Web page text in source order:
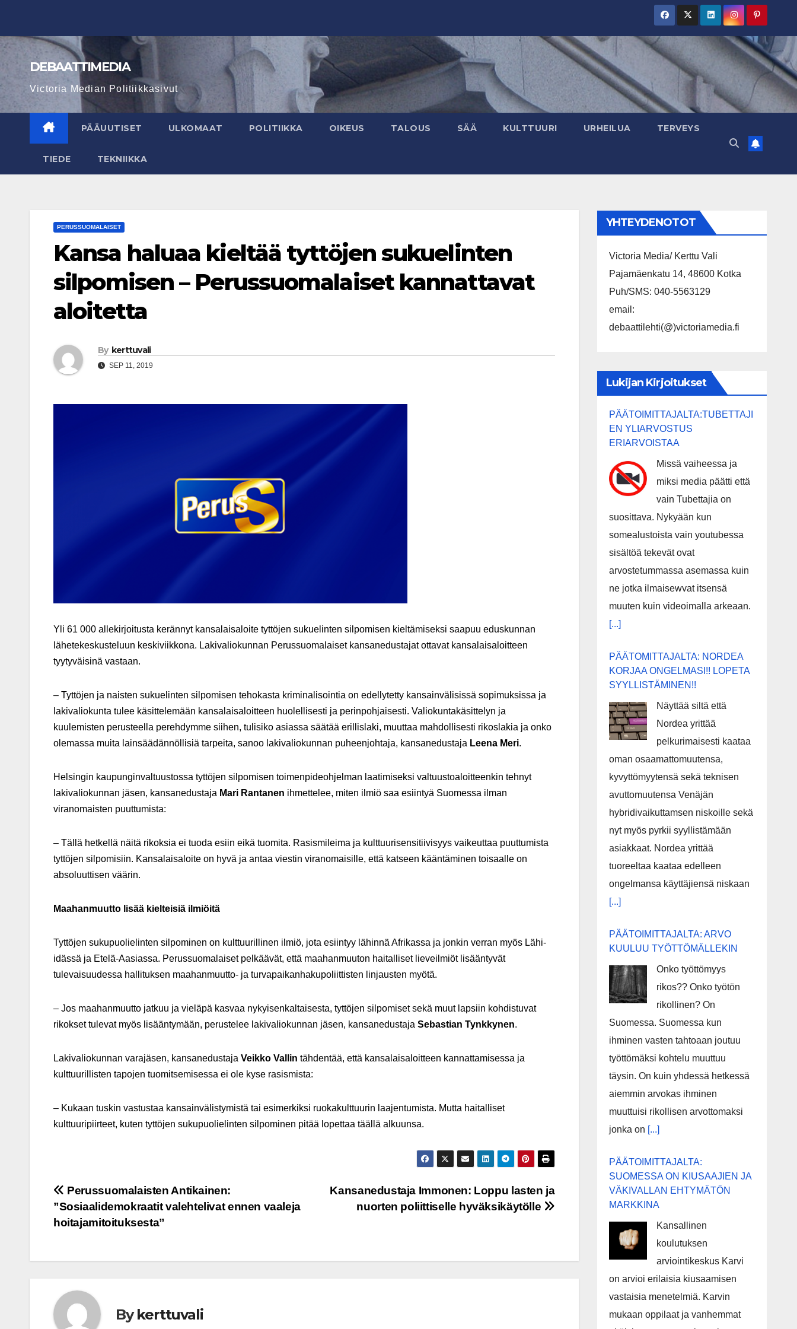
content
DEBAATTIMEDIA
Victoria Median Politiikkasivut
PÄÄUUTISET ULKOMAAT POLITIIKKA OIKEUS TALOUS SÄÄ KULTTUURI URHEILUA TERVEYS
TIEDE TEKNIIKKA
PERUSSUOMALAISET
Kansa haluaa kieltää tyttöjen sukuelinten
silpomisen – Perussuomalaiset kannattavat
aloitetta
By kerttuvali
SEP 11, 2019
Yli 61 000 allekirjoitusta kerännyt kansalaisaloite tyttöjen sukuelinten silpomisen kieltämiseksi saapuu eduskunnan
lähetekeskusteluun keskiviikkona. Lakivaliokunnan Perussuomalaiset kansanedustajat ottavat kansalaisaloitteen
tyytyväisinä vastaan.
– Tyttöjen ja naisten sukuelinten silpomisen tehokasta kriminalisointia on edellytetty kansainvälisissä sopimuksissa ja
lakivaliokunta tulee käsittelemään kansalaisaloitteen huolellisesti ja perinpohjaisesti. Valiokuntakäsittelyn ja
kuulemisten perusteella perehdymme siihen, tulisiko asiassa säätää erillislaki, muuttaa mahdollisesti rikoslakia ja onko
olemassa muita lainsäädännöllisiä tarpeita, sanoo lakivaliokunnan puheenjohtaja, kansanedustaja Leena Meri.
Helsingin kaupunginvaltuustossa tyttöjen silpomisen toimenpideohjelman laatimiseksi valtuustoaloitteenkin tehnyt
lakivaliokunnan jäsen, kansanedustaja Mari Rantanen ihmettelee, miten ilmiö saa esiintyä Suomessa ilman
viranomaisten puuttumista:
– Tällä hetkellä näitä rikoksia ei tuoda esiin eikä tuomita. Rasismileima ja kulttuurisensitiivisyys vaikeuttaa puuttumista
tyttöjen silpomisiin. Kansalaisaloite on hyvä ja antaa viestin viranomaisille, että katseen kääntäminen toisaalle on
absoluuttisen väärin.
Maahanmuutto lisää kielteisiä ilmiöitä
Tyttöjen sukupuolielinten silpominen on kulttuurillinen ilmiö, jota esiintyy lähinnä Afrikassa ja jonkin verran myös Lähi-
idässä ja Etelä-Aasiassa. Perussuomalaiset pelkäävät, että maahanmuuton haitalliset lieveilmiöt lisääntyvät
tulevaisuudessa hallituksen maahanmuutto- ja turvapaikanhakupoliittisten linjausten myötä.
– Jos maahanmuutto jatkuu ja vieläpä kasvaa nykyisenkaltaisesta, tyttöjen silpomiset sekä muut lapsiin kohdistuvat
rikokset tulevat myös lisääntymään, perustelee lakivaliokunnan jäsen, kansanedustaja Sebastian Tynkkynen.
Lakivaliokunnan varajäsen, kansanedustaja Veikko Vallin tähdentää, että kansalaisaloitteen kannattamisessa ja
kulttuurillisten tapojen tuomitsemisessa ei ole kyse rasismista:
– Kukaan tuskin vastustaa kansainvälistymistä tai esimerkiksi ruokakulttuurin laajentumista. Mutta haitalliset
kulttuuripiirteet, kuten tyttöjen sukupuolielinten silpominen pitää lopettaa täällä alkuunsa.
Post
navigation
Kansanedustaja Immonen: Loppu lasten ja
nuorten poliittiselle hyväksikäytölle
Perussuomalaisten Antikainen:
”Sosiaalidemokraatit valehtelivat ennen vaaleja
hoitajamitoituksesta”
Bykerttuvali
YHTEYDENOTOT
Victoria Media/ Kerttu Vali
Pajamäenkatu 14, 48600 Kotka
Puh/SMS: 040-5563129
email:
debaattilehti(@)victoriamedia.fi
Lukijan Kirjoitukset
PÄÄTOIMITTAJALTA:TUBETTAJI
EN YLIARVOSTUS
ERIARVOISTAA
Missä vaiheessa ja
miksi media päätti että
vain Tubettajia on
suosittava. Nykyään kun
somealustoista vain youtubessa
sisältöä tekevät ovat
arvostetummassa asemassa kuin
ne jotka ilmaisewvat itsensä
muuten kuin videoimalla arkeaan.
[...]
PÄÄTOMITTAJALTA: NORDEA
KORJAA ONGELMASI!! LOPETA
SYYLLISTÄMINEN!!
Näyttää siltä että
Nordea yrittää
pelkurimaisesti kaataa
oman osaamattomuutensa,
kyvyttömyytensä sekä teknisen
avuttomuutensa Venäjän
hybridivaikuttamsen niskoille sekä
nyt myös pyrkii syyllistämään
asiakkaat. Nordea yrittää
tuoreeltaa kaataa edelleen
ongelmansa käyttäjiensä niskaan
[...]
PÄÄTOIMITTAJALTA: ARVO
KUULUU TYÖTTÖMÄLLEKIN
Onko työttömyys
rikos?? Onko työtön
rikollinen? On
Suomessa. Suomessa kun
ihminen vasten tahtoaan joutuu
työttömäksi kohtelu muuttuu
täysin. On kuin yhdessä hetkessä
aiemmin arvokas ihminen
muuttuisi rikollisen arvottomaksi
jonka on [...]
PÄÄTOIMITTAJALTA:
SUOMESSA ON KIUSAAJIEN JA
VÄKIVALLAN EHTYMÄTÖN
MARKKINA
Kansallinen
koulutuksen
arviointikeskus Karvi
on arvioi erilaisia kiusaamisen
vastaisia menetelmiä. Karvin
mukaan oppilaat ja vanhemmat